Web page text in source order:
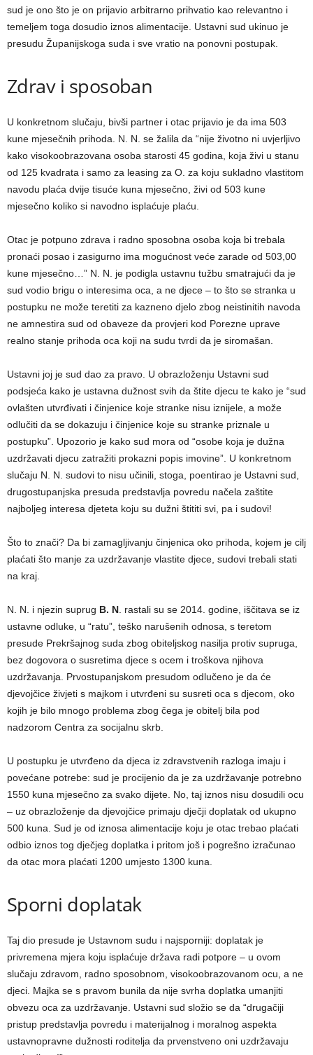
sud je ono što je on prijavio arbitrarno prihvatio kao relevantno i
temeljem toga dosudio iznos alimentacije. Ustavni sud ukinuo je
presudu Županijskoga suda i sve vratio na ponovni postupak.
Zdrav i sposoban
U konkretnom slučaju, bivši partner i otac prijavio je da ima 503
kune mjesečnih prihoda. N. N. se žalila da “nije životno ni uvjerljivo
kako visokoobrazovana osoba starosti 45 godina, koja živi u stanu
od 125 kvadrata i samo za leasing za O. za koju sukladno vlastitom
navodu plaća dvije tisuće kuna mjesečno, živi od 503 kune
mjesečno koliko si navodno isplaćuje plaću.
Otac je potpuno zdrava i radno sposobna osoba koja bi trebala
pronaći posao i zasigurno ima mogućnost veće zarade od 503,00
kune mjesečno…” N. N. je podigla ustavnu tužbu smatrajući da je
sud vodio brigu o interesima oca, a ne djece – to što se stranka u
postupku ne može teretiti za kazneno djelo zbog neistinitih navoda
ne amnestira sud od obaveze da provjeri kod Porezne uprave
realno stanje prihoda oca koji na sudu tvrdi da je siromašan.
Ustavni joj je sud dao za pravo. U obrazloženju Ustavni sud
podsjeća kako je ustavna dužnost svih da štite djecu te kako je “sud
ovlašten utvrđivati i činjenice koje stranke nisu iznijele, a može
odlučiti da se dokazuju i činjenice koje su stranke priznale u
postupku”. Upozorio je kako sud mora od “osobe koja je dužna
uzdržavati djecu zatražiti prokazni popis imovine”. U konkretnom
slučaju N. N. sudovi to nisu učinili, stoga, poentirao je Ustavni sud,
drugostupanjska presuda predstavlja povredu načela zaštite
najboljeg interesa djeteta koju su dužni štititi svi, pa i sudovi!
Što to znači? Da bi zamagljivanju činjenica oko prihoda, kojem je cilj
plaćati što manje za uzdržavanje vlastite djece, sudovi trebali stati
na kraj.
N. N. i njezin suprug B. N . rastali su se 2014. godine, iščitava se iz
ustavne odluke, u “ratu”, teško narušenih odnosa, s teretom
presude Prekršajnog suda zbog obiteljskog nasilja protiv supruga,
bez dogovora o susretima djece s ocem i troškova njihova
uzdržavanja. Prvostupanjskom presudom odlučeno je da će
djevojčice živjeti s majkom i utvrđeni su susreti oca s djecom, oko
kojih je bilo mnogo problema zbog čega je obitelj bila pod
nadzorom Centra za socijalnu skrb.
U postupku je utvrđeno da djeca iz zdravstvenih razloga imaju i
povećane potrebe: sud je procijenio da je za uzdržavanje potrebno
1550 kuna mjesečno za svako dijete. No, taj iznos nisu dosudili ocu
– uz obrazloženje da djevojčice primaju dječji doplatak od ukupno
500 kuna. Sud je od iznosa alimentacije koju je otac trebao plaćati
odbio iznos tog dječjeg doplatka i pritom još i pogrešno izračunao
da otac mora plaćati 1200 umjesto 1300 kuna.
Sporni doplatak
Taj dio presude je Ustavnom sudu i najsporniji: doplatak je
privremena mjera koju isplaćuje država radi potpore – u ovom
slučaju zdravom, radno sposobnom, visokoobrazovanom ocu, a ne
djeci. Majka se s pravom bunila da nije svrha doplatka umanjiti
obvezu oca za uzdržavanje. Ustavni sud složio se da “drugačiji
pristup predstavlja povredu i materijalnog i moralnog aspekta
ustavnopravne dužnosti roditelja da prvenstveno oni uzdržavaju